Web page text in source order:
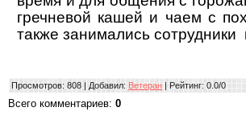
гречневой кашей и чаем с
также занимались сотрудники
Просмотров: 808 | Добавил: Ветеран | Рейтинг: 0.0/0
Всего комментариев: 0